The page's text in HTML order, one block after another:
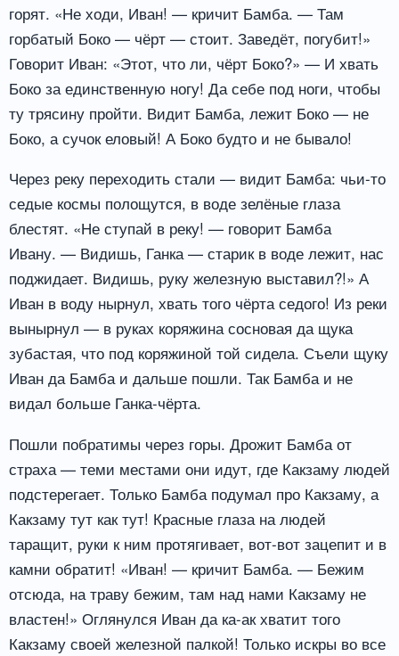
горят. «Не ходи, Иван! — кричит Бамба. — Там
горбатый Боко — чёрт — стоит. Заведёт, погубит!»
Говорит Иван: «Этот, что ли, чёрт Боко?» — И хвать
Боко за единственную ногу! Да себе под ноги, чтобы
ту трясину пройти. Видит Бамба, лежит Боко — не
Боко, а сучок еловый! А Боко будто и не бывало!
Через реку переходить стали — видит Бамба: чьи-то
седые космы полощутся, в воде зелёные глаза
блестят. «Не ступай в реку! — говорит Бамба
Ивану. — Видишь, Ганка — старик в воде лежит, нас
поджидает. Видишь, руку железную выставил?!» А
Иван в воду нырнул, хвать того чёрта седого! Из реки
вынырнул — в руках коряжина сосновая да щука
зубастая, что под коряжиной той сидела. Съели щуку
Иван да Бамба и дальше пошли. Так Бамба и не
видал больше Ганка-чёрта.
Пошли побратимы через горы. Дрожит Бамба от
страха — теми местами они идут, где Какзаму людей
подстерегает. Только Бамба подумал про Какзаму, а
Какзаму тут как тут! Красные глаза на людей
таращит, руки к ним протягивает, вот-вот зацепит и в
камни обратит! «Иван! — кричит Бамба. — Бежим
отсюда, на траву бежим, там над нами Какзаму не
властен!» Оглянулся Иван да ка-ак хватит того
Какзаму своей железной палкой! Только искры во все